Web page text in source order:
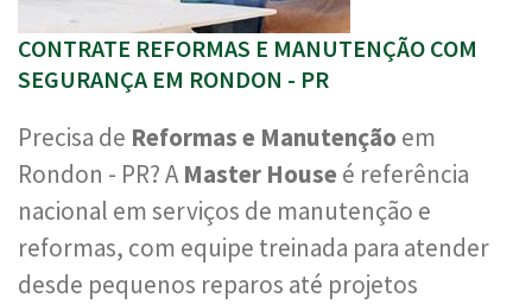
CONTRATE REFORMAS E MANUTENÇÃO COM
SEGURANÇA EM RONDON - PR
Precisa de Reformas e Manutenção em
Rondon - PR? AMaster House é referência
nacional em serviços de manutenção e
reformas, com equipe treinada para atender
desde pequenos reparos até projetos